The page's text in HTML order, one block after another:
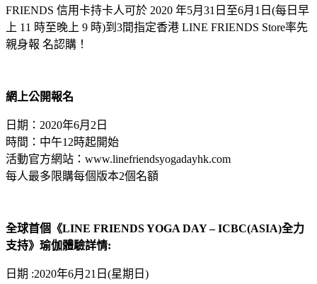
FRIENDS 信用卡持卡人可於 2020 年5月31日至6月1日(每日早
上 11 時至晚上 9 時)到3間指定香港 LINE FRIENDS Store率先
親身報 名認購！
網上公開報名
日期：2020年6月2日
時間：中午12時起開始
活動官方網站：www.linefriendsyogadayhk.com
每人最多限購每個版本2個名額
全球首個《LINE FRIENDS YOGA DAY – ICBC(ASIA)全力
支持》瑜伽體驗詳情:
日期 :2020年6月21日(星期日)